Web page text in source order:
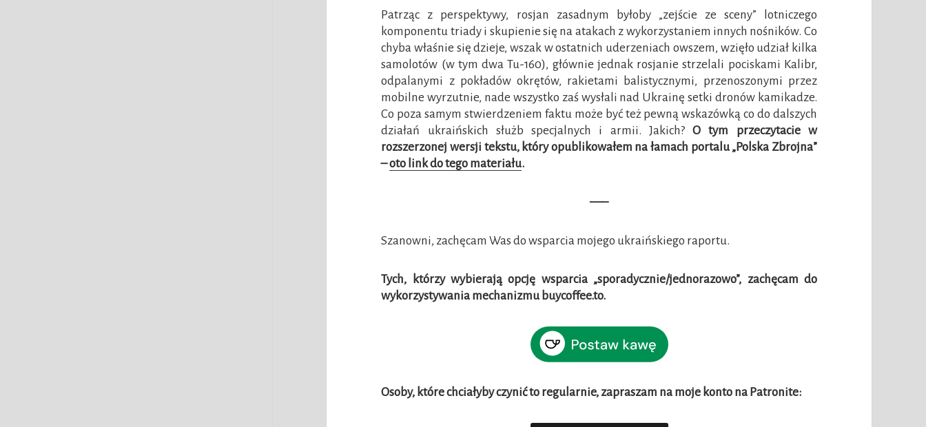
Patrząc z perspektywy, rosjan zasadnym byłoby „zejście ze sceny” lotniczego
komponentu triady i skupienie się na atakach z wykorzystaniem innych nośników. Co
chyba właśnie się dzieje, wszak w ostatnich uderzeniach owszem, wzięło udział kilka
samolotów (w tym dwa Tu-160), głównie jednak rosjanie strzelali pociskami Kalibr,
odpalanymi z pokładów okrętów, rakietami balistycznymi, przenoszonymi przez
mobilne wyrzutnie, nade wszystko zaś wysłali nad Ukrainę setki dronów kamikadze.
Co poza samym stwierdzeniem faktu może być też pewną wskazówką co do dalszych
działań ukraińskich służb specjalnych i armii. Jakich?O tym przeczytacie w
rozszerzonej wersji tekstu, który opublikowałem na łamach portalu „Polska Zbrojna”
–oto link do tego materiału.
—–
Szanowni, zachęcam Was do wsparcia mojego ukraińskiego raportu.
Tych, którzy wybierają opcję wsparcia „sporadycznie/jednorazowo”, zachęcam do
wykorzystywania mechanizmu buycoffee.to.
Osoby, które chciałyby czynić to regularnie, zapraszam na moje konto na Patronite: